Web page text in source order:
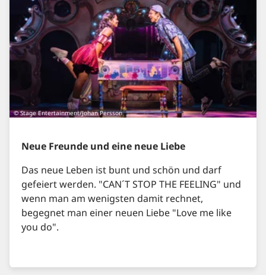
© Stage Entertainment/Johan Persson
Neue Freunde und eine neue Liebe
Das neue Leben ist bunt und schön und darf
gefeiert werden. "CAN´T STOP THE FEELING" und
wenn man am wenigsten damit rechnet,
begegnet man einer neuen Liebe "Love me like
you do".